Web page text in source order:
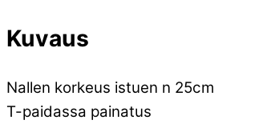
Kuvaus
Nallen korkeus istuen n 25cm
T-paidassa painatus